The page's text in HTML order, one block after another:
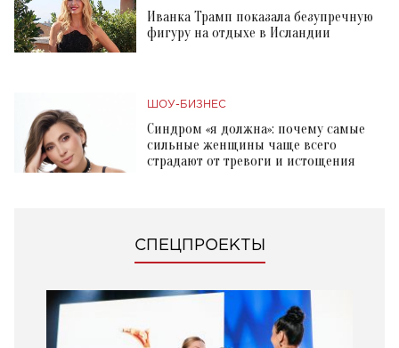
Иванка Трамп показала безупречную
фигуру на отдыхе в Исландии
ШОУ-БИЗНЕС
Синдром «я должна»: почему самые
сильные женщины чаще всего
страдают от тревоги и истощения
СПЕЦПРОЕКТЫ